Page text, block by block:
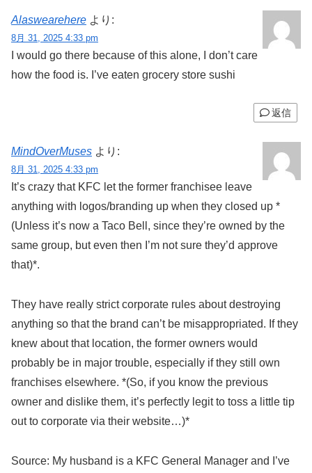
Alaswearehere より:
8月 31, 2025 4:33 pm
I would go there because of this alone, I don’t care
how the food is. I’ve eaten grocery store sushi
返信
MindOverMuses より:
8月 31, 2025 4:33 pm
It’s crazy that KFC let the former franchisee leave
anything with logos/branding up when they closed up *
(Unless it’s now a Taco Bell, since they’re owned by the
same group, but even then I’m not sure they’d approve
that)*.
They have really strict corporate rules about destroying
anything so that the brand can’t be misappropriated. If they
knew about that location, the former owners would
probably be in major trouble, especially if they still own
franchises elsewhere. *(So, if you know the previous
owner and dislike them, it’s perfectly legit to toss a little tip
out to corporate via their website…)*
Source: My husband is a KFC General Manager and I’ve